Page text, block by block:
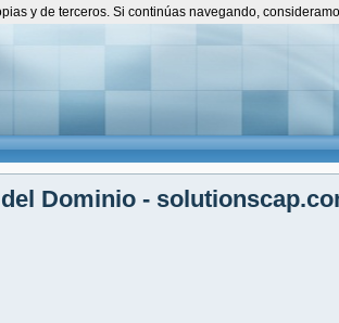
Dominio -
y de terceros. Si continúas navegando,